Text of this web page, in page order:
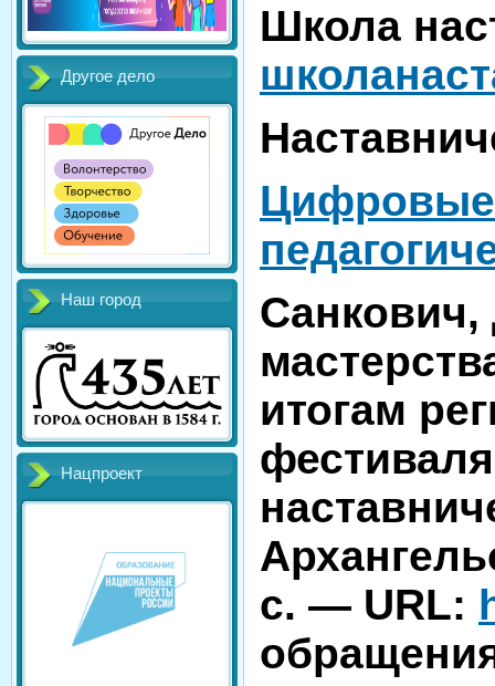
Другое дело
Наш город
Нацпроект
Школа
Цифровые
Санкович,
итогам
с. — URL: